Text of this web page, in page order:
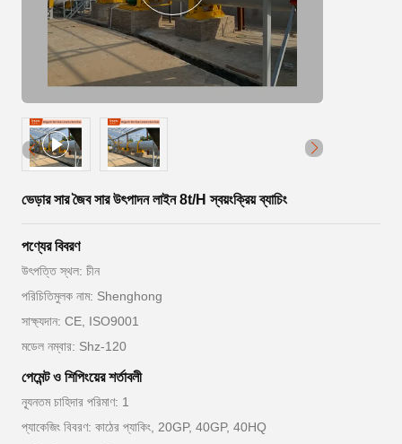
ভেড়ার সার জৈব সার উৎপাদন লাইন 8t/H স্বয়ংক্রিয় ব্যাচিং
পণ্যের বিবরণ
উৎপত্তি স্থল: চীন
পরিচিতিমুলক নাম: Shenghong
সাক্ষ্যদান: CE, ISO9001
মডেল নম্বার: Shz-120
পেমেন্ট ও শিপিংয়ের শর্তাবলী
ন্যূনতম চাহিদার পরিমাণ: 1
প্যাকেজিং বিবরণ: কাঠের প্যাকিং, 20GP, 40GP, 40HQ